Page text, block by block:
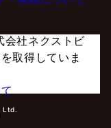
会社ネクストビ
取得していま
Ltd.